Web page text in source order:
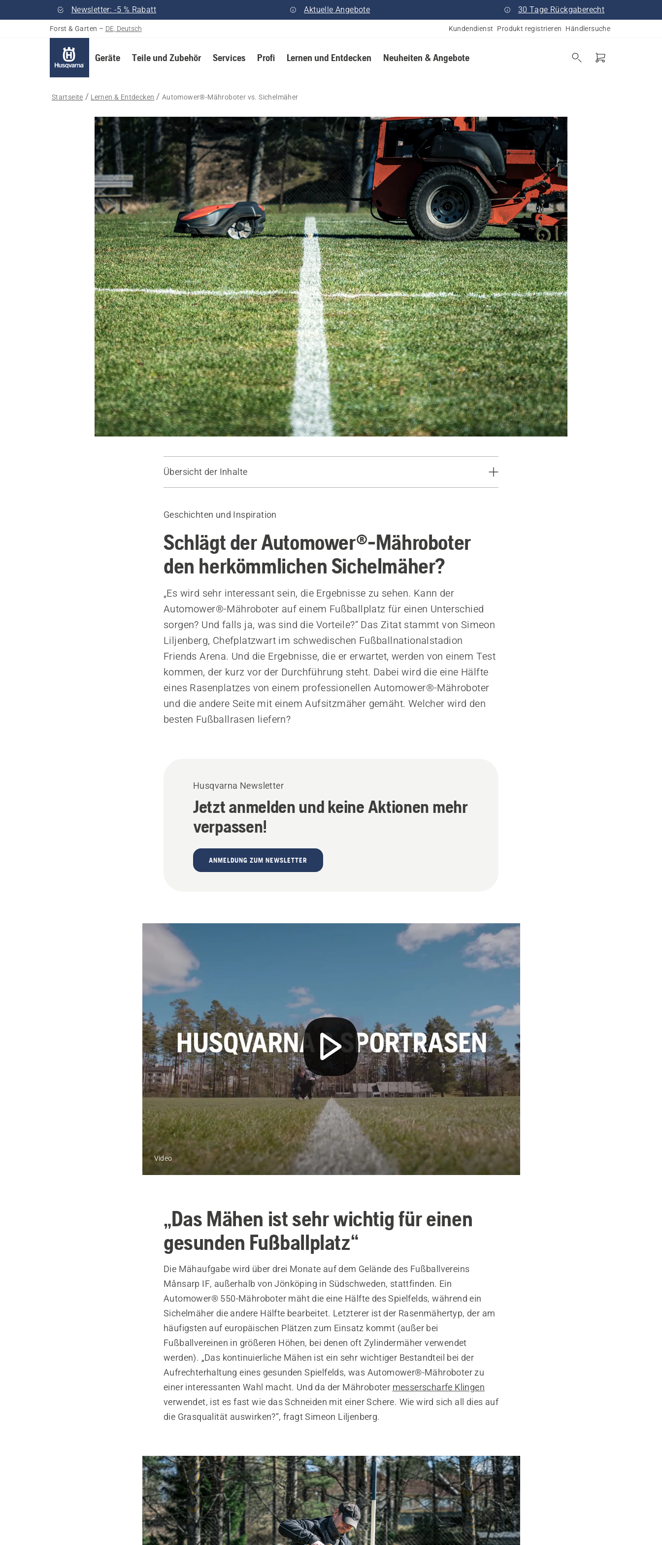
Newsletter: -5 % Rabatt Aktuelle Angebote 30 Tage Rückgaberecht
Forst & Garten – DE, Deutsch Kundendienst Produkt registrieren Händlersuche
Geräte Teile und Zubehör Services Profi Lernen und Entdecken Neuheiten & Angebote
Startseite Lernen & Entdecken Automower®-Mähroboter vs. Sichelmäher
Übersicht der Inhalte
Vergleich zwischen Automower®-Mähroboter und herkömmlichem Rasenmäher
Serie von Artikeln über Sportrasen
Geräte
Geschichten und Inspiration
Schlägt der Automower®-Mähroboter
den herkömmlichen Sichelmäher?
„Es wird sehr interessant sein, die Ergebnisse zu sehen. Kann der
Automower®-Mähroboter auf einem Fußballplatz für einen Unterschied
sorgen? Und falls ja, was sind die Vorteile?“ Das Zitat stammt von Simeon
Liljenberg, Chefplatzwart im schwedischen Fußballnationalstadion
Friends Arena. Und die Ergebnisse, die er erwartet, werden von einem Test
kommen, der kurz vor der Durchführung steht. Dabei wird die eine Hälfte
eines Rasenplatzes von einem professionellen Automower®-Mähroboter
und die andere Seite mit einem Aufsitzmäher gemäht. Welcher wird den
besten Fußballrasen liefern?
Husqvarna Newsletter
Jetzt anmelden und keine Aktionen mehr
verpassen!
ANMELDUNG ZUM NEWSLETTER
Video
„Das Mähen ist sehr wichtig für einen
gesunden Fußballplatz“
Die Mähaufgabe wird über drei Monate auf dem Gelände des Fußballvereins
Månsarp IF, außerhalb von Jönköping in Südschweden, stattfinden. Ein
Automower® 550-Mähroboter mäht die eine Hälfte des Spielfelds, während ein
Sichelmäher die andere Hälfte bearbeitet. Letzterer ist der Rasenmähertyp, der am
häufigsten auf europäischen Plätzen zum Einsatz kommt (außer bei
Fußballvereinen in größeren Höhen, bei denen oft Zylindermäher verwendet
werden). „Das kontinuierliche Mähen ist ein sehr wichtiger Bestandteil bei der
Aufrechterhaltung eines gesunden Spielfelds, was Automower®-Mähroboter zu
einer interessanten Wahl macht. Und da der Mähroboter messerscharfe Klingen
verwendet, ist es fast wie das Schneiden mit einer Schere. Wie wird sich all dies auf
die Grasqualität auswirken?“, fragt Simeon Liljenberg.